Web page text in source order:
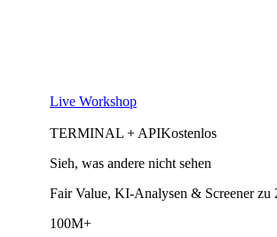
Live Workshop
TERMINAL + APIKostenlos
Sieh, was andere nicht sehen
Fair Value, KI-Analysen & Screener
100M+